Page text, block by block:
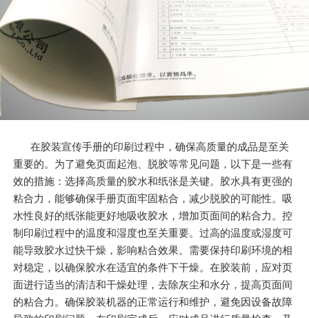
在胶装宣传手册的印刷过程中，确保高质量的成品是至关
重要的。为了避免页面起泡、脱胶等常见问题，以下是一些有
效的措施：选择高质量的胶水和纸张是关键。胶水具有更强的
粘合力，能够确保手册页面牢固粘合，减少脱胶的可能性。吸
水性良好的纸张能更好地吸收胶水，增加页面间的粘合力。控
制印刷过程中的温度和湿度也至关重要。过高的温度或湿度可
能导致胶水过快干燥，影响粘合效果。需要保持印刷环境的相
对稳定，以确保胶水在适宜的条件下干燥。在胶装前，应对页
面进行适当的清洁和干燥处理，去除灰尘和水分，提高页面间
的粘合力。确保胶装机器的正常运行和维护，避免因设备故障